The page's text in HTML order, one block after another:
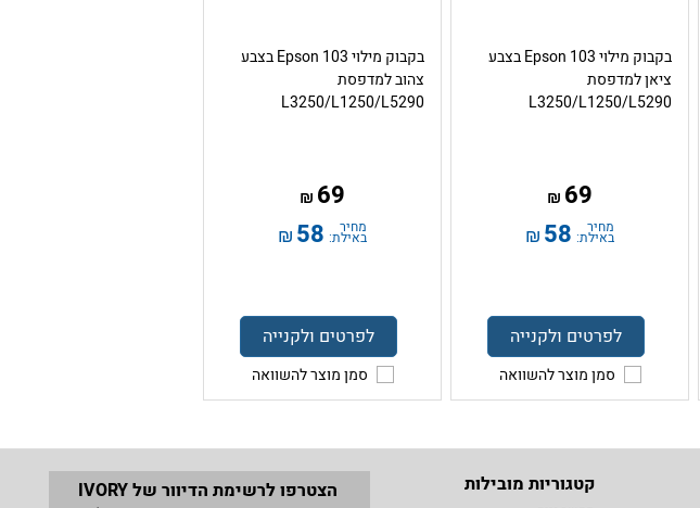
בקבוק מילוי Epson 103 בצבע
ציאן למדפסת
L3250/L1250/L5290
69
₪
מחיר
באילת: 58
₪
לפרטים ולקנייה
סמן מוצר להשוואה
בקבוק מילוי Epson 103 בצבע
צהוב למדפסת
L3250/L1250/L5290
69
₪
מחיר
באילת: 58
₪
לפרטים ולקנייה
סמן מוצר להשוואה
קטגוריות מובילות הצטרפו לרשימת הדיוור של IVORY